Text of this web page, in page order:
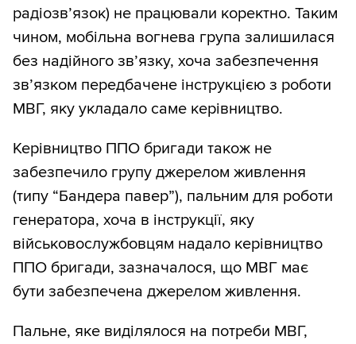
радіозв’язок) не працювали коректно. Таким
чином, мобільна вогнева група залишилася
без надійного зв’язку, хоча забезпечення
зв’язком передбачене інструкцією з роботи
МВГ, яку укладало саме керівництво.
Керівництво ППО бригади також не
забезпечило групу джерелом живлення
(типу “Бандера павер”), пальним для роботи
генератора, хоча в інструкції, яку
військовослужбовцям надало керівництво
ППО бригади, зазначалося, що МВГ має
бути забезпечена джерелом живлення.
Пальне, яке виділялося на потреби МВГ,